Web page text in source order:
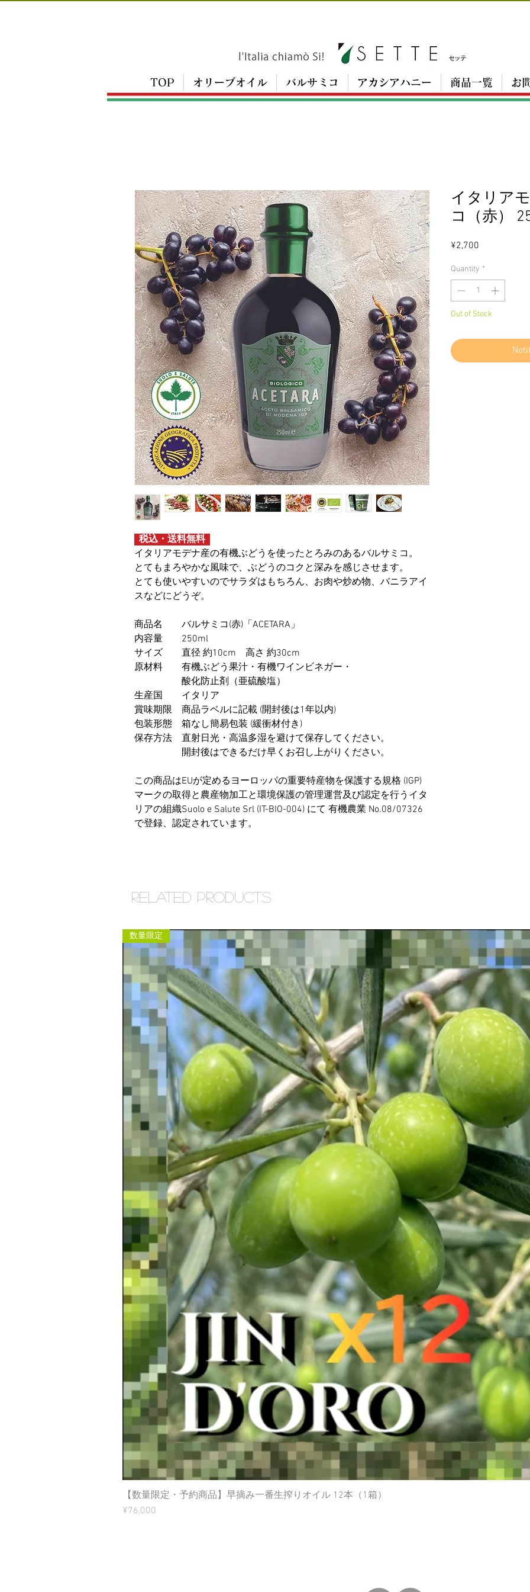
税込・送料無料
イタリアモデナ産の有機ぶどうを使ったとろみのあるバルサミコ。
とてもまろやかな風味で、ぶどうのコクと深みを感じさせます。
とても使いやすいのでサラダはもちろん、お肉や炒め物、バニラアイ
スなどにどうぞ。
商品名 バルサミコ(赤)「ACETARA」
内容量 250ml
サイズ 直径 約10cm 高さ 約30cm
原材料 有機ぶどう果汁・有機ワインビネガー・
酸化防止剤（亜硫酸塩）
生産国 イタリア
賞味期限 商品ラベルに記載 (開封後は1年以内)
包装形態 箱なし簡易包装 (緩衝材付き)
保存方法 直射日光・高温多湿を避けて保存してください。
開封後はできるだけ早くお召し上がりください。
この商品はEUが定めるヨーロッパの重要特産物を保護する規格 (IGP)
マークの取得と農産物加工と環境保護の管理運営及び認定を行うイタ
リアの組織Suolo e Salute Srl (IT-BIO-004) にて 有機農業 No.08/07326
で登録、認定されています。
イタリア
コ（赤）
¥2,700
Quantity *
Out of Stock
Related Products
Quick View
数量限定
【数量限定・予約商品】早摘み一番生搾りオイル 12本（1箱）
Price
¥76,000
TOP オリーブオイル バルサミコ アカシアハニー 商品一覧 お